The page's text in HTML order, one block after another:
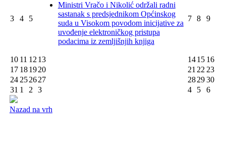
3 4 5
Ministri Vračo i Nikolić održali radni
sastanak s predsjednikom Općinskog
suda u Visokom povodom inicijative za
uvođenje elektroničkog pristupa
podacima iz zemljišnjih knjiga
7 8 9
10 11 12 13 1415 16
17 181920 21 22 23
24 252627 282930
31 1 2 3 4 5 6
Nazad na vrh